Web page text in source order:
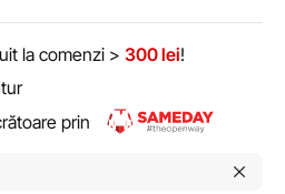
la comenzi > 300 lei!
prin